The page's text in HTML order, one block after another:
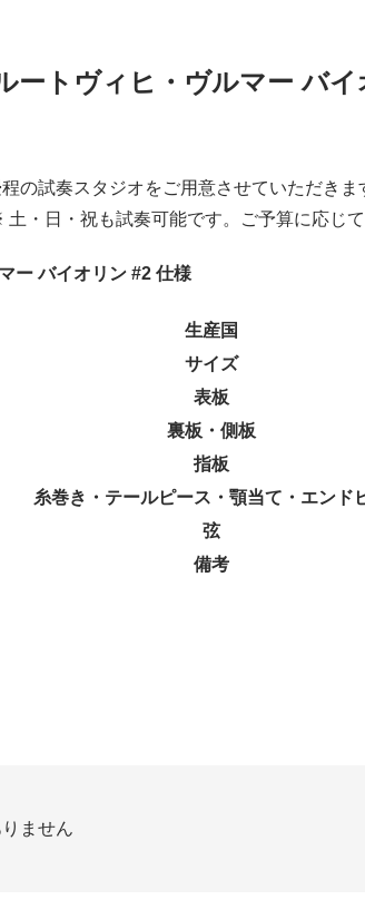
ートヴィヒ・ヴルマー バ
の試奏スタジオをご用意させていただき
・日・祝も試奏可能です。ご予算に応じ
ー バイオリン #2 仕様
生産国
サイズ
表板
裏板・側板
指板
糸巻き・テールピース・顎当て・エンド
弦
備考
ません